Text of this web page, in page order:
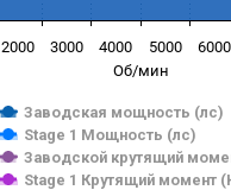
Об/мин
Заводская мощность (лс)
Stage 1 Мощность (лс)
Заводской крутящий
Stage 1 Крутящий момент
2000 3000 4000 5000 6000